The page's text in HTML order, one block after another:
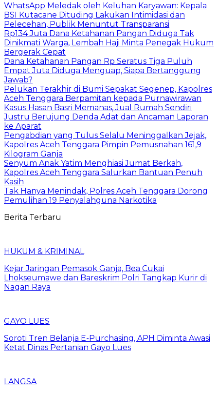
WhatsApp Meledak oleh Keluhan Karyawan: Kepala
BSI Kutacane Dituding Lakukan Intimidasi dan
Pelecehan, Publik Menuntut Transparansi
Rp134 Juta Dana Ketahanan Pangan Diduga Tak
Dinikmati Warga, Lembah Haji Minta Penegak Hukum
Bergerak Cepat
Dana Ketahanan Pangan Rp Seratus Tiga Puluh
Empat Juta Diduga Menguap, Siapa Bertanggung
Jawab?
Pelukan Terakhir di Bumi Sepakat Segenep, Kapolres
Aceh Tenggara Berpamitan kepada Purnawirawan
Kasus Hasan Basri Memanas, Jual Rumah Sendiri
Justru Berujung Denda Adat dan Ancaman Laporan
ke Aparat
Pengabdian yang Tulus Selalu Meninggalkan Jejak,
Kapolres Aceh Tenggara Pimpin Pemusnahan 161,9
Kilogram Ganja
Senyum Anak Yatim Menghiasi Jumat Berkah,
Kapolres Aceh Tenggara Salurkan Bantuan Penuh
Kasih
Tak Hanya Menindak, Polres Aceh Tenggara Dorong
Pemulihan 19 Penyalahguna Narkotika
Berita Terbaru
HUKUM & KRIMINAL
Kejar Jaringan Pemasok Ganja, Bea Cukai
Lhokseumawe dan Bareskrim Polri Tangkap Kurir di
Nagan Raya
GAYO LUES
Soroti Tren Belanja E-Purchasing, APH Diminta Awasi
Ketat Dinas Pertanian Gayo Lues
LANGSA